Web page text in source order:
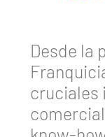
Desde la
cruciales